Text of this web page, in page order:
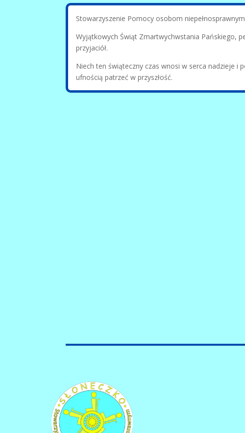
Stowarzyszenie Pomocy osobom niepełnosprawnym
Wyjątkowych Świąt Zmartwychwstania Pańskiego,
przyjaciół.
Niech ten świąteczny czas wnosi w serca nadzieje i
ufnością patrzeć w przyszłość.